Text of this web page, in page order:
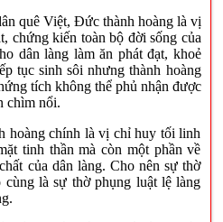
quê Việt, Đức thành hoàng là vị
chứng kiến toàn bộ đời sống của
dân làng làm ăn phát đạt, khoẻ
tục sinh sôi nhưng thành hoàng
tích không thể phủ nhận được
chìm nổi.
chính là vị chỉ huy tối linh
tinh thần mà còn một phần về
của dân làng. Cho nên sự thờ
cùng là sự thờ phụng luật lệ làng